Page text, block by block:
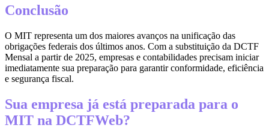
Conclusão
O MIT representa um dos maiores avanços na unificação das
obrigações federais dos últimos anos. Com a substituição da DCTF
Mensal a partir de 2025, empresas e contabilidades precisam iniciar
imediatamente sua preparação para garantir conformidade, eficiência
e segurança fiscal.
Sua empresa já está preparada para o
MIT na DCTFWeb?